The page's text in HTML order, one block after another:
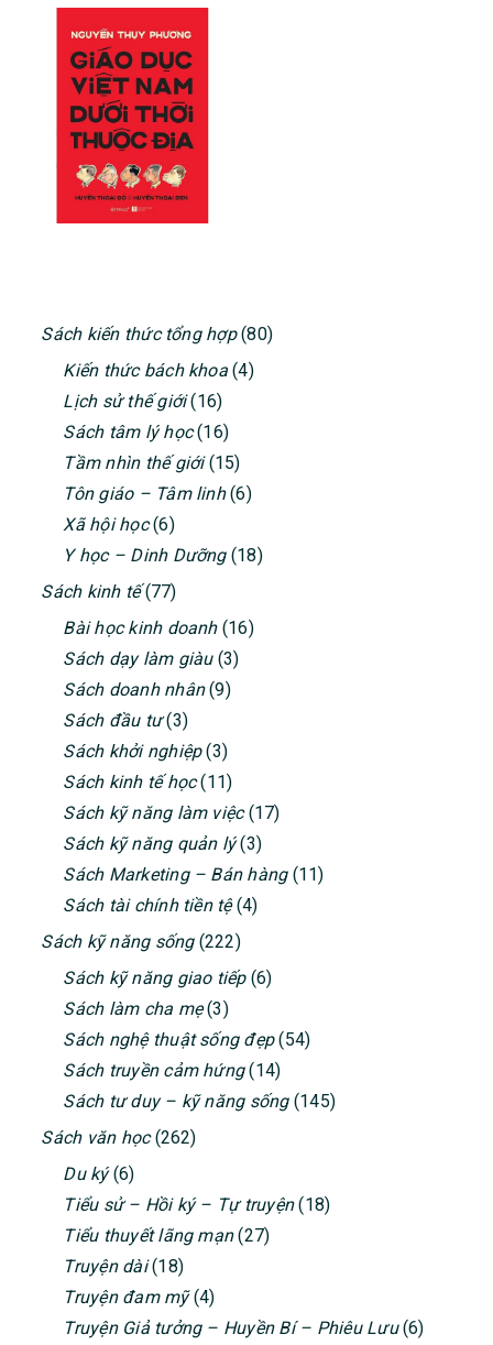
PRIMARY
SIDEBAR
Sách kiến thức tổng hợp(80)
Kiến thức bách khoa(4)
Lịch sử thế giới(16)
Sách tâm lý học(16)
Tầm nhìn thế giới(15)
Tôn giáo – Tâm linh(6)
Xã hội học(6)
Y học – Dinh Dưỡng(18)
Sách kinh tế(77)
Bài học kinh doanh(16)
Sách dạy làm giàu(3)
Sách doanh nhân(9)
Sách đầu tư(3)
Sách khởi nghiệp(3)
Sách kinh tế học(11)
Sách kỹ năng làm việc(17)
Sách kỹ năng quản lý(3)
Sách Marketing – Bán hàng(11)
Sách tài chính tiền tệ(4)
Sách kỹ năng sống(222)
Sách kỹ năng giao tiếp(6)
Sách làm cha mẹ(3)
Sách nghệ thuật sống đẹp(54)
Sách truyền cảm hứng(14)
Sách tư duy – kỹ năng sống(145)
Sách văn học(262)
Du ký(6)
Tiểu sử – Hồi ký – Tự truyện(18)
Tiểu thuyết lãng mạn(27)
Truyện dài(18)
Truyện đam mỹ(4)
Truyện Giả tưởng – Huyền Bí – Phiêu Lưu(6)